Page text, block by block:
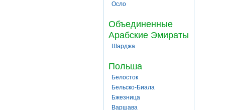
Осло
Объединенные
Арабские Эмираты
Шарджа
Польша
Белосток
Бельско-Биала
Бжезница
Варшава